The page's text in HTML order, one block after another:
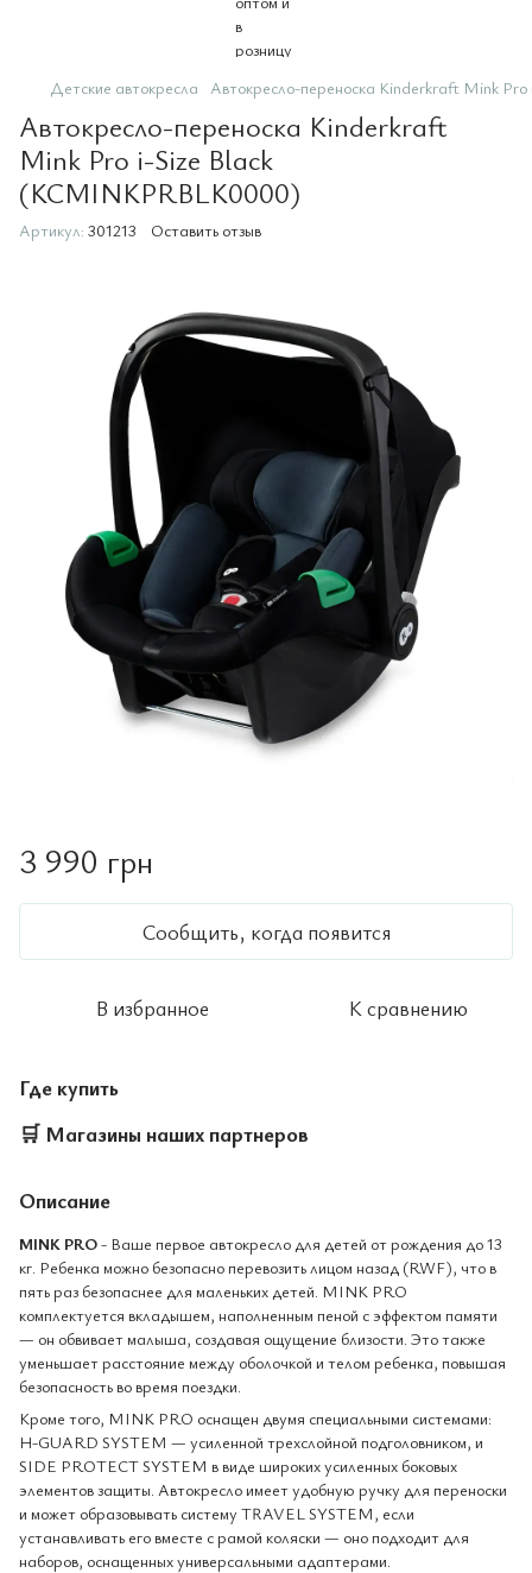
Детские автокресла Автокресло-переноска Kinderkraft Mink
Автокресло-переноска Kinderkraft
Mink Pro i-Size Black
(KCMINKPRBLK0000)
Артикул: 301213 Оставить отзыв
3 990 грн
Сообщить, когда появится
В избранное К сравнению
Где купить
🛒 Магазины наших партнеров
Описание
MINK PRO- Ваше первое автокресло для детей от рождения до 13
кг. Ребенка можно безопасно перевозить лицом назад (RWF), что в
пять раз безопаснее для маленьких детей. MINK PRO
комплектуется вкладышем, наполненным пеной с эффектом памяти
— он обвивает малыша, создавая ощущение близости. Это также
уменьшает расстояние между оболочкой и телом ребенка, повышая
безопасность во время поездки.
Кроме того, MINK PRO оснащен двумя специальными системами:
H-GUARD SYSTEM — усиленной трехслойной подголовником, и
SIDE PROTECT SYSTEM в виде широких усиленных боковых
элементов защиты. Автокресло имеет удобную ручку для переноски
и может образовывать систему TRAVEL SYSTEM, если
устанавливать его вместе с рамой коляски — оно подходит для
наборов, оснащенных универсальными адаптерами.